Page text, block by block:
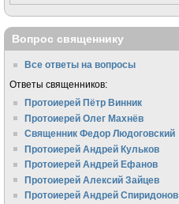
Вопрос священнику
Все ответы на вопросы
Ответы священников:
Протоиерей Пётр Винник
Протоиерей Олег Махнёв
Священник Федор Людоговский
Протоиерей Андрей Кульков
Протоиерей Андрей Ефанов
Протоиерей Алексий Зайцев
Протоиерей Андрей Спиридонов